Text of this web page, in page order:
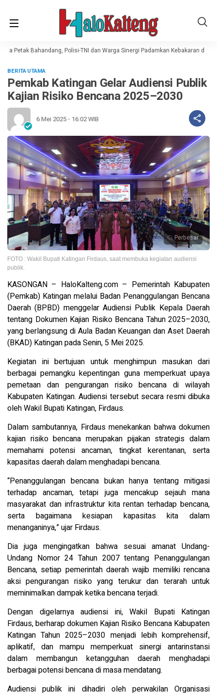
Petak Bahandang, Polisi-TNI dan Warga Sinergi Padamkan Kebakaran di
BERITA UTAMA
Pemkab Katingan Gelar Audiensi Publik
Kajian Risiko Bencana 2025–2030
6 Mei 2025 - 16:02 WIB
Perbesar
FOTO : Wakil Bupati Katingan Firdaus, saat membuka kegiatan audiensi
publik.
KASONGAN – HaloKalteng.com – Pemerintah Kabupaten
(Pemkab) Katingan melalui Badan Penanggulangan Bencana
Daerah (BPBD) menggelar Audiensi Publik Kepala Daerah
tentang Dokumen Kajian Risiko Bencana Tahun 2025–2030,
yang berlangsung di Aula Badan Keuangan dan Aset Daerah
(BKAD) Katingan pada Senin, 5 Mei 2025.
Kegiatan ini bertujuan untuk menghimpun masukan dari
berbagai pemangku kepentingan guna memperkuat upaya
pemetaan dan pengurangan risiko bencana di wilayah
Kabupaten Katingan. Audiensi tersebut secara resmi dibuka
oleh Wakil Bupati Katingan, Firdaus.
Dalam sambutannya, Firdaus menekankan bahwa dokumen
kajian risiko bencana merupakan pijakan strategis dalam
memahami potensi ancaman, tingkat kerentanan, serta
kapasitas daerah dalam menghadapi bencana.
“Penanggulangan bencana bukan hanya tentang mitigasi
terhadap ancaman, tetapi juga mencakup sejauh mana
masyarakat dan infrastruktur kita rentan terhadap bencana,
serta bagaimana kesiapan kapasitas kita dalam
menanganinya,” ujar Firdaus.
Dia juga mengingatkan bahwa sesuai amanat Undang-
Undang Nomor 24 Tahun 2007 tentang Penanggulangan
Bencana, setiap pemerintah daerah wajib memiliki rencana
aksi pengurangan risiko yang terukur dan terarah untuk
meminimalkan dampak ketika bencana terjadi.
Dengan digelarnya audiensi ini, Wakil Bupati Katingan
Firdaus, berharap dokumen Kajian Risiko Bencana Kabupaten
Katingan Tahun 2025–2030 menjadi lebih komprehensif,
aplikatif, dan mampu memperkuat sinergi antarinstansi
dalam membangun ketangguhan daerah menghadapi
berbagai potensi bencana di masa mendatang.
Audiensi publik ini dihadiri oleh perwakilan Organisasi